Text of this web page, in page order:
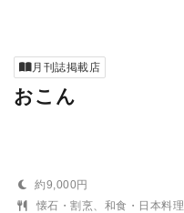
月刊誌掲載店
おこん
約9,000円
懐石・割烹、和食・日本料理